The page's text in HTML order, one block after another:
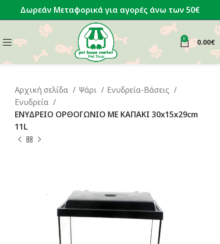
Δωρεάν Μεταφορικά για αγορές άνω των 50€
0 0.00€
Αρχική σελίδα Ψάρι
Ενυδρεία-Βάσεις
Ενυδρεία
ΕΝΥΔΡΕΙΟ ΟΡΘΟΓΩΝΙΟ ΜΕ ΚΑΠΑΚΙ 30x15x29cm
11L